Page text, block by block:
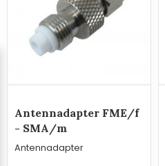
Antennadapter FME/f
- SMA/m
Antennadapter